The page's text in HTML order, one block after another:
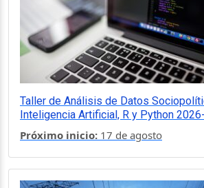
Taller de Análisis de Datos
Inteligencia Artificial, R y Python
Próximo inicio: 17 de agosto